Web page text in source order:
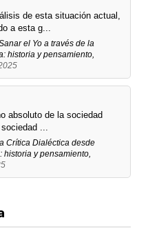
de esta situación actual,
a esta g...
el Yo a través de la
historia y pensamiento,
absoluto de la sociedad
...
Crítica Dialéctica desde
historia y pensamiento,